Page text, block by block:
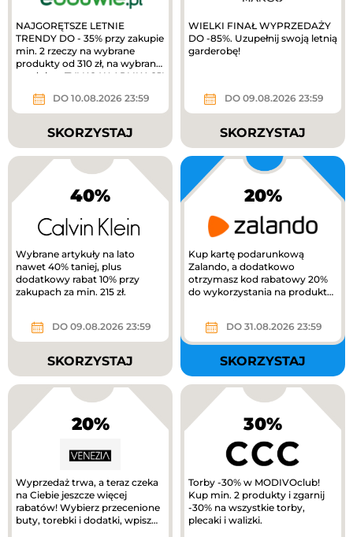
NAJGORĘTSZE LETNIE
TRENDY DO - 35% przy zakupie
min. 2 rzeczy na wybrane
produkty od 310 zł, na wybrane
produkty. TYLKO W APLIKACJI
DO 10.08.2026 23:59
SKORZYSTAJ
WIELKI FINAŁ WYPRZEDAŻY
DO -85%. Uzupełnij swoją letnią
garderobę!
DO 09.08.2026 23:59
SKORZYSTAJ
40%
Wybrane artykuły na lato
nawet 40% taniej, plus
dodatkowy rabat 10% przy
zakupach za min. 215 zł.
DO 09.08.2026 23:59
SKORZYSTAJ
20%
Kup kartę podarunkową
Zalando, a dodatkowo
otrzymasz kod rabatowy 20%
do wykorzystania na produkty
DO 31.08.2026 23:59
SKORZYSTAJ
20%
Wyprzedaż trwa, a teraz czeka
na Ciebie jeszcze więcej
rabatów! Wybierz przecenione
buty, torebki i dodatki, wpisz
30%
Torby -30% w MODIVOclub!
Kup min. 2 produkty i zgarnij
-30% na wszystkie torby,
plecaki i walizki.